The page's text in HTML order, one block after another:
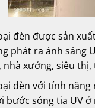
đèn được sản
phát ra ánh sáng
nhà xưởng, siêu
đèn với tính năng
bước sóng tia UV